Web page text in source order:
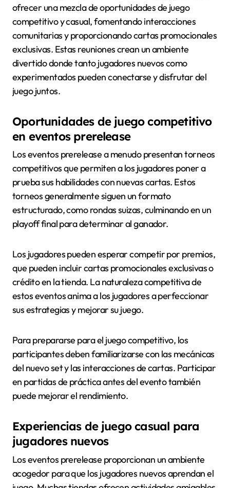
ofrecer una mezcla de oportunidades de juego
competitivo y casual, fomentando interacciones
comunitarias y proporcionando cartas promocionales
exclusivas. Estas reuniones crean un ambiente
divertido donde tanto jugadores nuevos como
experimentados pueden conectarse y disfrutar del
juego juntos.
Oportunidades de juego competitivo
en eventos prerelease
Los eventos prerelease a menudo presentan torneos
competitivos que permiten a los jugadores poner a
prueba sus habilidades con nuevas cartas. Estos
torneos generalmente siguen un formato
estructurado, como rondas suizas, culminando en un
playoff final para determinar al ganador.
Los jugadores pueden esperar competir por premios,
que pueden incluir cartas promocionales exclusivas o
crédito en la tienda. La naturaleza competitiva de
estos eventos anima a los jugadores a perfeccionar
sus estrategias y mejorar su juego.
Para prepararse para el juego competitivo, los
participantes deben familiarizarse con las mecánicas
del nuevo set y las interacciones de cartas. Participar
en partidas de práctica antes del evento también
puede mejorar el rendimiento.
Experiencias de juego casual para
jugadores nuevos
Los eventos prerelease proporcionan un ambiente
acogedor para que los jugadores nuevos aprendan el